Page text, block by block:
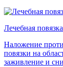
Лечебная
Наложение
повязки на
заживление и